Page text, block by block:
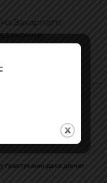
Закарпатті
ґвалтуванні двох дівчат